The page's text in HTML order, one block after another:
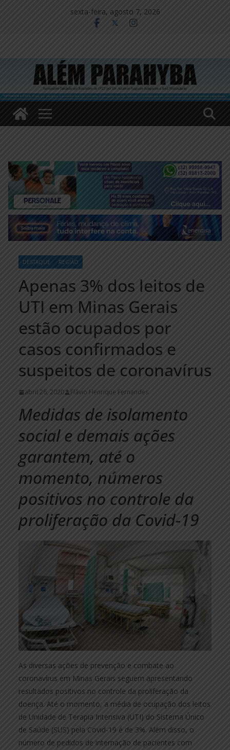
sexta-feira, agosto 7, 2026
DESTAQUE REGIÃO
Apenas 3% dos leitos de
UTI em Minas Gerais
estão ocupados por
casos confirmados e
suspeitos de coronavírus
abril 26, 2020 Flávio Henrique Fernandes
Medidas de isolamento
social e demais ações
garantem, até o
momento, números
positivos no controle da
proliferação da Covid-19
As diversas ações de prevenção e combate ao
coronavírus em Minas Gerais seguem apresentando
resultados positivos no controle da proliferação da
doença. Até o momento, a média de ocupação dos leitos
de Unidade de Terapia Intensiva (UTI) do Sistema Único
de Saúde (SUS) pela Covid-19 é de 3%. Além disso, o
número de pedidos de internação de pacientes com